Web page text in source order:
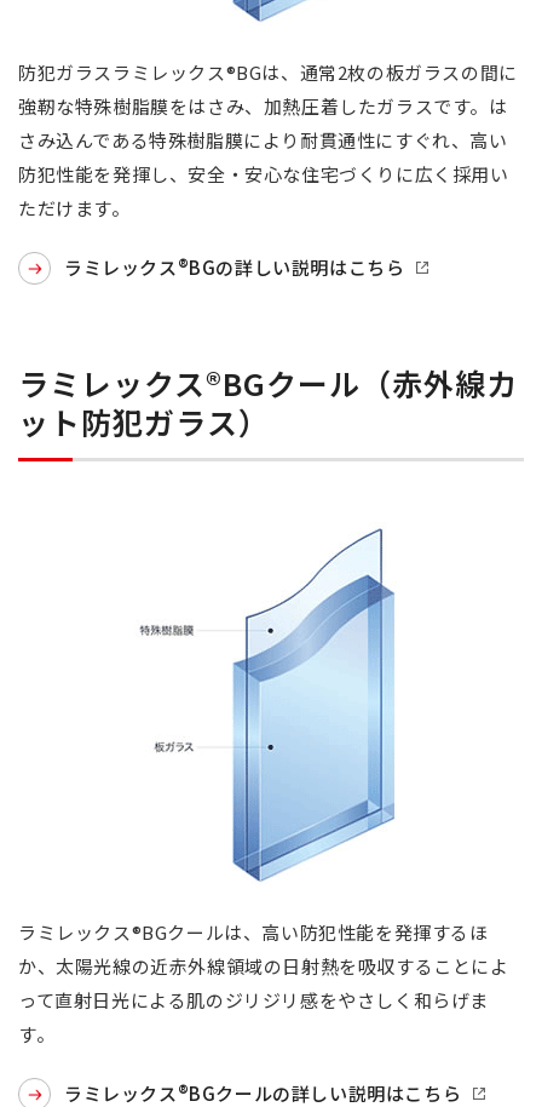
防犯ガラスラミレックス®BGは、通常2枚の板ガラスの間に
強靭な特殊樹脂膜をはさみ、加熱圧着したガラスです。は
さみ込んである特殊樹脂膜により耐貫通性にすぐれ、高い
防犯性能を発揮し、安全・安心な住宅づくりに広く採用い
ただけます。
ラミレックス®BGの詳しい説明はこちら
ラミレックス®BGクール（赤外線カ
ット防犯ガラス）
ラミレックス®BGクールは、高い防犯性能を発揮するほ
か、太陽光線の近赤外線領域の日射熱を吸収することによ
って直射日光による肌のジリジリ感をやさしく和らげま
す。
ラミレックス®BGクールの詳しい説明はこちら